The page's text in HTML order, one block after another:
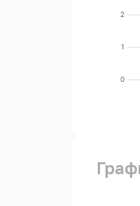
0
1
2